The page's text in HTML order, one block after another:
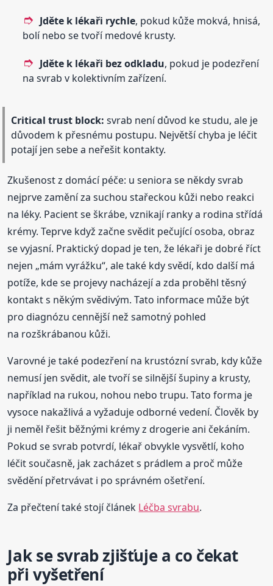
Jděte k lékaři rychle, pokud kůže mokvá, hnisá,
bolí nebo se tvoří medové krusty.
Jděte k lékaři bez odkladu, pokud je podezření
na svrab v kolektivním zařízení.
Critical trust block: svrab není důvod ke studu, ale je
důvodem k přesnému postupu. Největší chyba je léčit
potají jen sebe a neřešit kontakty.
Zkušenost z domácí péče: u seniora se někdy svrab
nejprve zamění za suchou stařeckou kůži nebo reakci
na léky. Pacient se škrábe, vznikají ranky a rodina střídá
krémy. Teprve když začne svědit pečující osoba, obraz
se vyjasní. Praktický dopad je ten, že lékaři je dobré říct
nejen „mám vyrážku“, ale také kdy svědí, kdo další má
potíže, kde se projevy nacházejí a zda proběhl těsný
kontakt s někým svědivým. Tato informace může být
pro diagnózu cennější než samotný pohled
na rozškrábanou kůži.
Varovné je také podezření na krustózní svrab, kdy kůže
nemusí jen svědit, ale tvoří se silnější šupiny a krusty,
například na rukou, nohou nebo trupu. Tato forma je
vysoce nakažlivá a vyžaduje odborné vedení. Člověk by
ji neměl řešit běžnými krémy z drogerie ani čekáním.
Pokud se svrab potvrdí, lékař obvykle vysvětlí, koho
léčit současně, jak zacházet s prádlem a proč může
svědění přetrvávat i po správném ošetření.
Za přečtení také stojí článek Léčba svrabu.
Jak se svrab zjišťuje a co čekat
při vyšetření